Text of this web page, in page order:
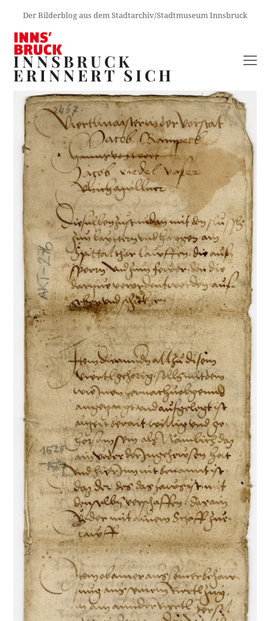
Der Bilderblog aus dem Stadtarchiv/Stadtmuseum Innsbruck
INNSBRUCK
ERINNERT SICH